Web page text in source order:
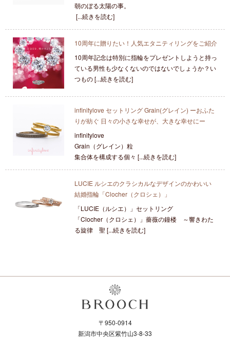
朝のぼる太陽の事。
[...続きを読む]
10周年に贈りたい！人気エタニティリングをご紹介
10周年記念は特別に指輪をプレゼントしようと持っ
ている男性も少なくないのではないでしょうか？い
つもの [...続きを読む]
infinitylove セットリング Grain(グレイン) ーおふた
りが紡ぐ 日々の小さな幸せが、大きな幸せにー
infinitylove
Grain（グレイン）粒
集合体を構成する個々 [...続きを読む]
LUCIE ルシエのクラシカルなデザインのかわいい
結婚指輪「Clocher（クロシェ）」
「LUCIE（ルシエ）」セットリング
「Clocher（クロシェ）」薔薇の鐘楼 ～響きわた
る旋律 聖 [...続きを読む]
〒950-0914
新潟市中央区紫竹山3-8-33